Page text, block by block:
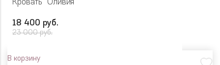
Кровать "Оливия"
18 400 руб.
23 000 руб.
В корзину